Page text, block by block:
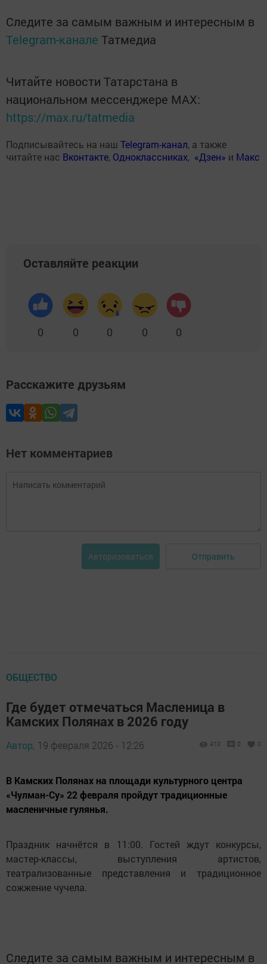
Следите за самым важным и интересным в
Telegram-канале Татмедиа
Читайте новости Татарстана в
национальном мессенджере MАХ:
https://max.ru/tatmedia
Подписывайтесь на наш Telegram-канал, а также
читайте нас Вконтакте, Одноклассниках, «Дзен» и Макс
Оставляйте реакции
0 0 0 0 0
Расскажите друзьям
Нет комментариев
Авторизоваться Отправить
ОБЩЕСТВО
Где будет отмечаться Масленица в
Камских Полянах в 2026 году
Автор, 19 февраля 2026 - 12:26 410 0 0
В Камских Полянах на площади культурного центра
«Чулман-Су» 22 февраля пройдут традиционные
масленичные гулянья.
Праздник начнётся в 11:00. Гостей ждут конкурсы,
мастер-классы, выступления артистов,
театрализованные представления и традиционное
сожжение чучела.
Следите за самым важным и интересным в